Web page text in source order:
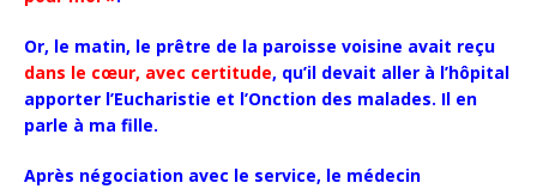
Or, le matin, le prêtre de la paroisse voisine avait reçu
dans le cœur, avec certitude, qu’il devait aller à l’hôpital
apporter l’Eucharistie et l’Onction des malades. Il en
parle à ma fille.
Après négociation avec le service, le médecin